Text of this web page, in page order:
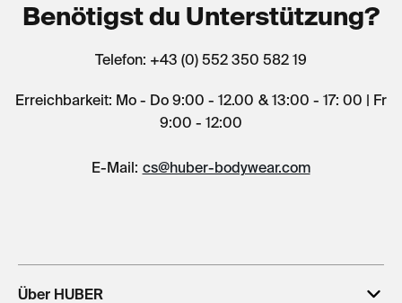
Benötigst du Unterstützung?
Telefon: +43 (0) 552 350 582 19
Erreichbarkeit: Mo - Do 9:00 - 12.00 & 13:00 - 17: 00 | Fr
9:00 - 12:00
E-Mail: cs@huber-bodywear.com
Über HUBER